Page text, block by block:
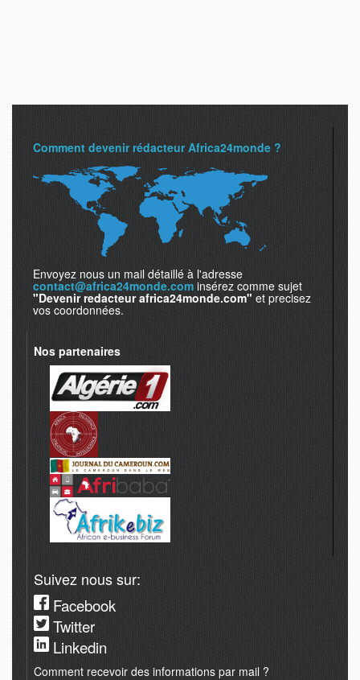
Comment devenir rédacteur Africa24monde ?
Envoyez nous un mail détaillé à l'adresse
contact@africa24monde.com insérez comme sujet
"Devenir redacteur africa24monde.com" et precisez
vos coordonnées.
Nos partenaires
Suivez nous sur:
Facebook
Twitter
Linkedin
Comment recevoir des informations par mail ?